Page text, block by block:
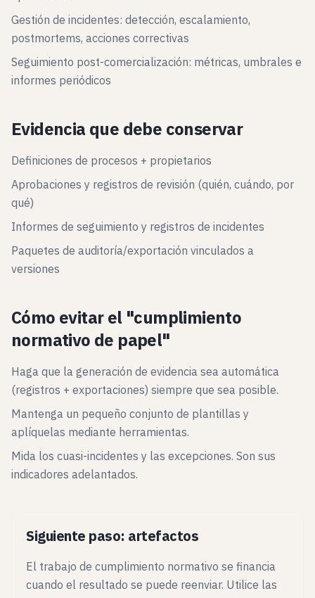
Gestión de incidentes: detección, escalamiento,
postmortems, acciones correctivas
Seguimiento post-comercialización: métricas, umbrales e
informes periódicos
Evidencia que debe conservar
Definiciones de procesos + propietarios
Aprobaciones y registros de revisión (quién, cuándo, por
qué)
Informes de seguimiento y registros de incidentes
Paquetes de auditoría/exportación vinculados a
versiones
Cómo evitar el "cumplimiento
normativo de papel"
Haga que la generación de evidencia sea automática
(registros + exportaciones) siempre que sea posible.
Mantenga un pequeño conjunto de plantillas y
aplíquelas mediante herramientas.
Mida los cuasi-incidentes y las excepciones. Son sus
indicadores adelantados.
Siguiente paso: artefactos
El trabajo de cumplimiento normativo se financia
cuando el resultado se puede reenviar. Utilice las